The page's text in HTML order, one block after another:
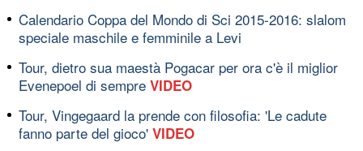
Calendario Coppa del Mondo di Sci 2015-2016: slalom
speciale maschile e femminile a Levi
Tour, dietro sua maestà Pogacar per ora c'è il miglior
Evenepoel di sempre VIDEO
Tour, Vingegaard la prende con filosofia: 'Le cadute
fanno parte del gioco' VIDEO